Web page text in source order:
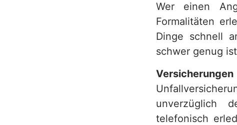
Wer einen
Formalitäten
Dinge schnell
schwer genug
unverzüglich
telefonisch